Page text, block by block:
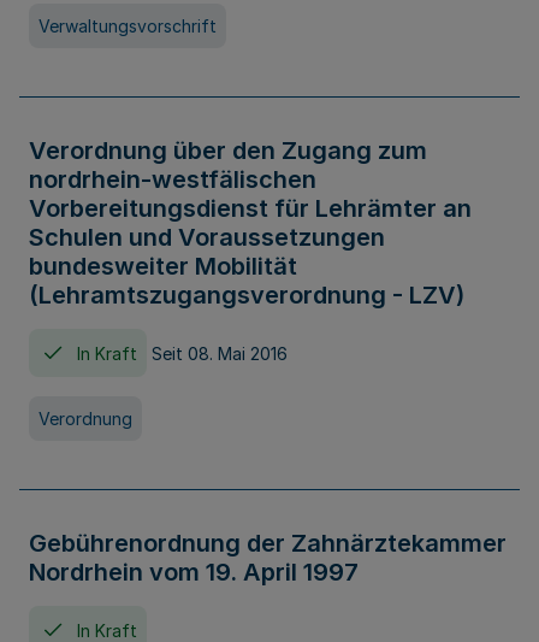
Verwaltungsvorschrift
Verordnung über den Zugang zum
nordrhein-westfälischen
Vorbereitungsdienst für Lehrämter an
Schulen und Voraussetzungen
bundesweiter Mobilität
(Lehramtszugangsverordnung - LZV)
In Kraft Seit 08. Mai 2016
Verordnung
Gebührenordnung der Zahnärztekammer
Nordrhein vom 19. April 1997
In Kraft